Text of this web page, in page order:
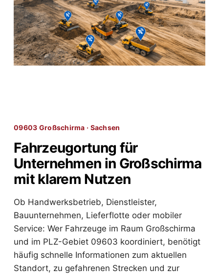
09603 Großschirma · Sachsen
Fahrzeugortung für
Unternehmen in Großschirma
mit klarem Nutzen
Ob Handwerksbetrieb, Dienstleister,
Bauunternehmen, Lieferflotte oder mobiler
Service: Wer Fahrzeuge im Raum Großschirma
und im PLZ-Gebiet 09603 koordiniert, benötigt
häufig schnelle Informationen zum aktuellen
Standort, zu gefahrenen Strecken und zur